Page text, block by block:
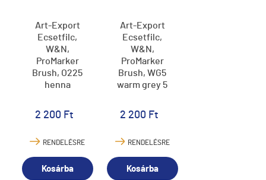
Art-Export
Ecsetfilc,
W&N,
ProMarker
Brush, O225
henna
2 200 Ft
RENDELÉSRE
Kosárba
Art-Export
Ecsetfilc,
W&N,
ProMarker
Brush, WG5
warm grey 5
2 200 Ft
RENDELÉSRE
Kosárba